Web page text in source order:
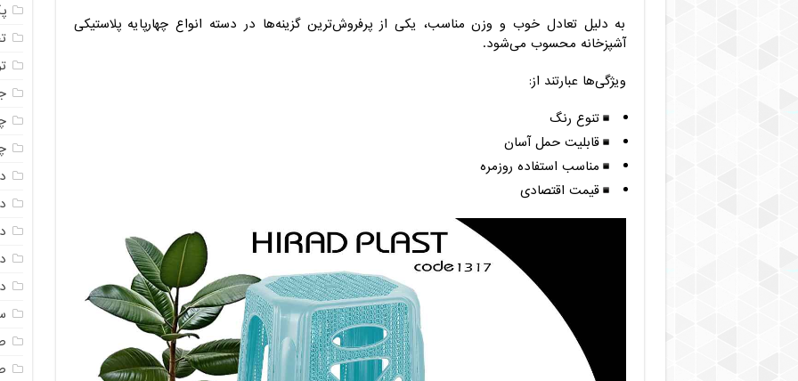
به دلیل تعادل خوب و وزن مناسب، یکی از پرفروش‌ترین گزینه‌ها در دسته انواع چهارپایه پلاستیکی
آشپزخانه محسوب می‌شود.
ویژگی‌ها عبارتند از:
تنوع رنگ
قابلیت حمل آسان
مناسب استفاده روزمره
قیمت اقتصادی